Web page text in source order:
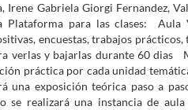
Irene Gabriela Giorgi Fernandez,
Plataforma para las clases:
encuestas, trabajos
verlas y bajarlas durante 60 dias
práctica por cada unidad
una exposición teórica paso a
se realizará una instancia de